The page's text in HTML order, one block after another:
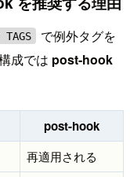
TAGS
で例外タグを
成では post-hook
post-hook
再適用される